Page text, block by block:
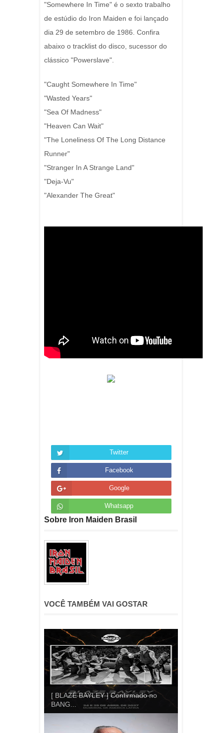
"Somewhere In Time" é o sexto trabalho
de estúdio do Iron Maiden e foi lançado
dia 29 de setembro de 1986. Confira
abaixo o tracklist do disco, sucessor do
clássico "Powerslave".
"Caught Somewhere In Time"
"Wasted Years"
"Sea Of Madness"
"Heaven Can Wait"
"The Loneliness Of The Long Distance
Runner"
"Stranger In A Strange Land"
"Deja-Vu"
"Alexander The Great"
Twitter
Facebook
Google
Whatsapp
Sobre Iron Maiden Brasil
VOCÊ TAMBÉM VAI GOSTAR
[ BLAZE BAYLEY ] Confirmado no
BANG...